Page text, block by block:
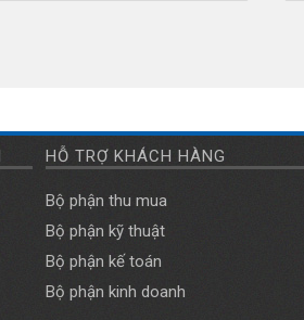
HỖ TRỢ KHÁCH HÀNG
Bộ phận thu mua
Bộ phận kỹ thuật
Bộ phận kế toán
Bộ phận kinh doanh